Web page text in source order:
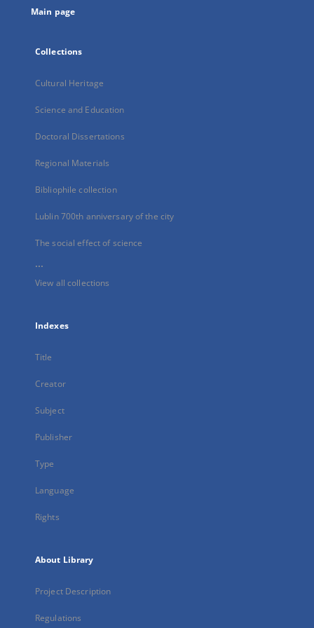
Main page
Collections
Cultural Heritage
Science and Education
Doctoral Dissertations
Regional Materials
Bibliophile collection
Lublin 700th anniversary of the city
The social effect of science
...
View all collections
Indexes
Title
Creator
Subject
Publisher
Type
Language
Rights
About Library
Project Description
Regulations